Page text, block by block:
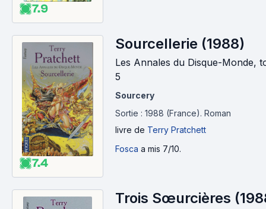
7.9
7.4
Sourcellerie (1988)
Les Annales du Disque-Monde,
5
Sourcery
Sortie : 1988 (France). Roman
livre de Terry Pratchett
Fosca a mis 7/10.
Trois Sœurcières